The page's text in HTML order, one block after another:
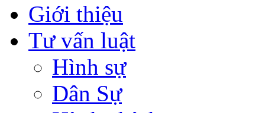
Giới thiệu
Tư vấn luật
Hình sự
Dân Sự